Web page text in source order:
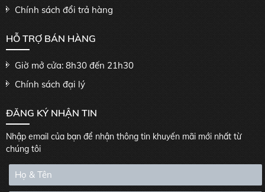
Chính sách đổi trả hàng
HỖ TRỢ BÁN HÀNG
Giờ mở cửa: 8h30 đến 21h30
Chính sách đại lý
ĐĂNG KÝ NHẬN TIN
Nhập email của bạn để nhận thông tin khuyến mãi mới nhất từ
chúng tôi